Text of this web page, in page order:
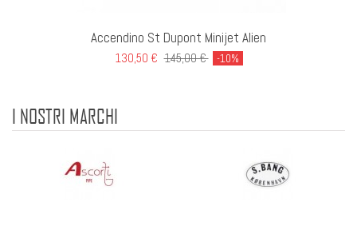
Accendino St Dupont Minijet Alien
130,50 € 145,00 € -10%
I NOSTRI MARCHI